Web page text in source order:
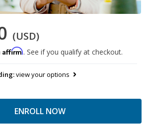
(USD)
Affirm. See if you qualify at checkout.
view your options
ENROLL NOW